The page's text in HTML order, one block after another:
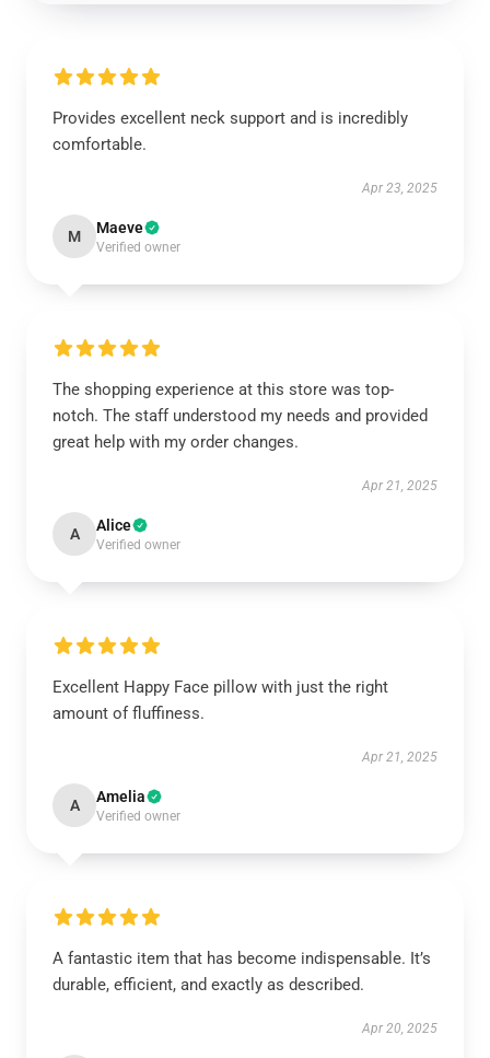
Provides excellent neck support and is incredibly
comfortable.
Apr 23, 2025
M Maeve
Verified owner
The shopping experience at this store was top-
notch. The staff understood my needs and provided
great help with my order changes.
Apr 21, 2025
A Alice
Verified owner
Excellent Happy Face pillow with just the right
amount of fluffiness.
Apr 21, 2025
A Amelia
Verified owner
A fantastic item that has become indispensable. It’s
durable, efficient, and exactly as described.
Apr 20, 2025